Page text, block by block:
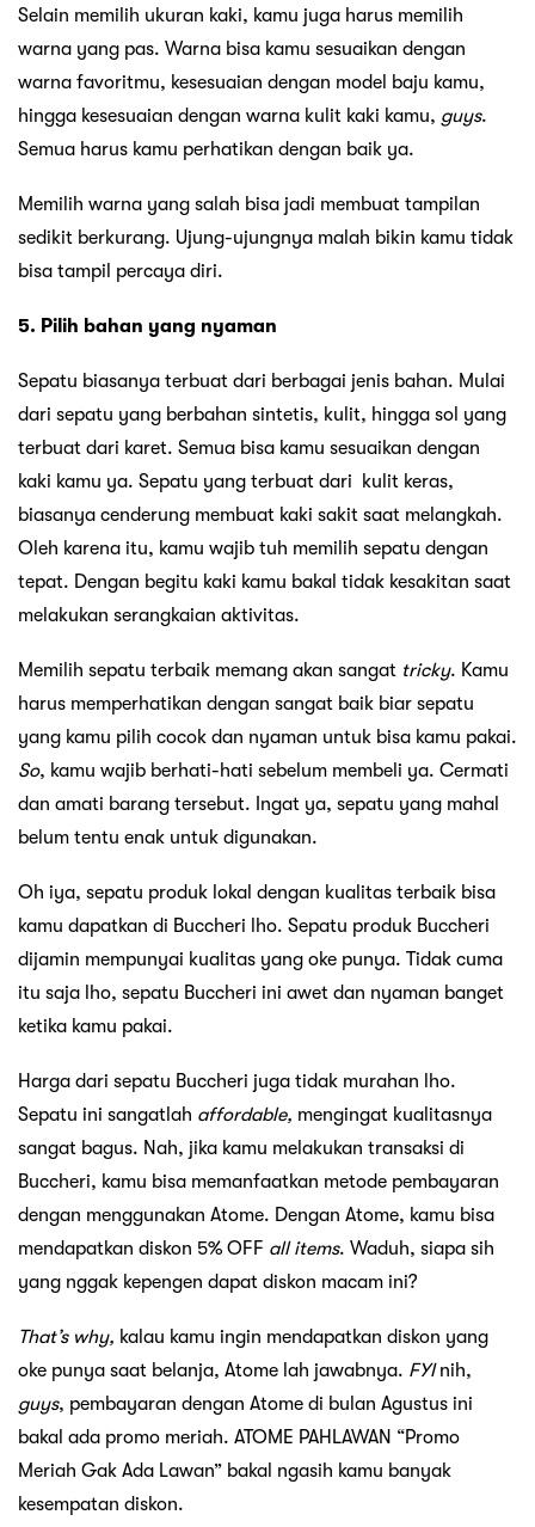
Selain memilih ukuran kaki, kamu juga harus memilih
warna yang pas. Warna bisa kamu sesuaikan dengan
warna favoritmu, kesesuaian dengan model baju kamu,
hingga kesesuaian dengan warna kulit kaki kamu, guys.
Semua harus kamu perhatikan dengan baik ya.
Memilih warna yang salah bisa jadi membuat tampilan
sedikit berkurang. Ujung-ujungnya malah bikin kamu tidak
bisa tampil percaya diri.
5. Pilih bahan yang nyaman
Sepatu biasanya terbuat dari berbagai jenis bahan. Mulai
dari sepatu yang berbahan sintetis, kulit, hingga sol yang
terbuat dari karet. Semua bisa kamu sesuaikan dengan
kaki kamu ya. Sepatu yang terbuat dari kulit keras,
biasanya cenderung membuat kaki sakit saat melangkah.
Oleh karena itu, kamu wajib tuh memilih sepatu dengan
tepat. Dengan begitu kaki kamu bakal tidak kesakitan saat
melakukan serangkaian aktivitas.
Memilih sepatu terbaik memang akan sangat tricky. Kamu
harus memperhatikan dengan sangat baik biar sepatu
yang kamu pilih cocok dan nyaman untuk bisa kamu pakai.
So, kamu wajib berhati-hati sebelum membeli ya. Cermati
dan amati barang tersebut. Ingat ya, sepatu yang mahal
belum tentu enak untuk digunakan.
Oh iya, sepatu produk lokal dengan kualitas terbaik bisa
kamu dapatkan di Buccheri lho. Sepatu produk Buccheri
dijamin mempunyai kualitas yang oke punya. Tidak cuma
itu saja lho, sepatu Buccheri ini awet dan nyaman banget
ketika kamu pakai.
Harga dari sepatu Buccheri juga tidak murahan lho.
Sepatu ini sangatlah affordable, mengingat kualitasnya
sangat bagus. Nah, jika kamu melakukan transaksi di
Buccheri, kamu bisa memanfaatkan metode pembayaran
dengan menggunakan Atome. Dengan Atome, kamu bisa
mendapatkan diskon 5% OFF all items. Waduh, siapa sih
yang nggak kepengen dapat diskon macam ini?
That’s why, kalau kamu ingin mendapatkan diskon yang
oke punya saat belanja, Atome lah jawabnya. FYInih,
guys, pembayaran dengan Atome di bulan Agustus ini
bakal ada promo meriah. ATOME PAHLAWAN “Promo
Meriah Gak Ada Lawan” bakal ngasih kamu banyak
kesempatan diskon.